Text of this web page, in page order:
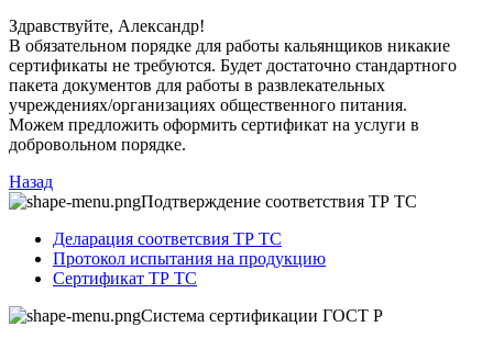
Здравствуйте, Александр!
В обязательном порядке для работы кальянщиков никакие
сертификаты не требуются. Будет достаточно стандартного
пакета документов для работы в развлекательных
учреждениях/организациях общественного питания.
Можем предложить оформить сертификат на услуги в
добровольном порядке.
Назад
Подтверждение соответствия ТР ТС
Деларация соответсвия ТР ТС
Протокол испытания на продукцию
Сертификат ТР ТС
Система сертификации ГОСТ Р